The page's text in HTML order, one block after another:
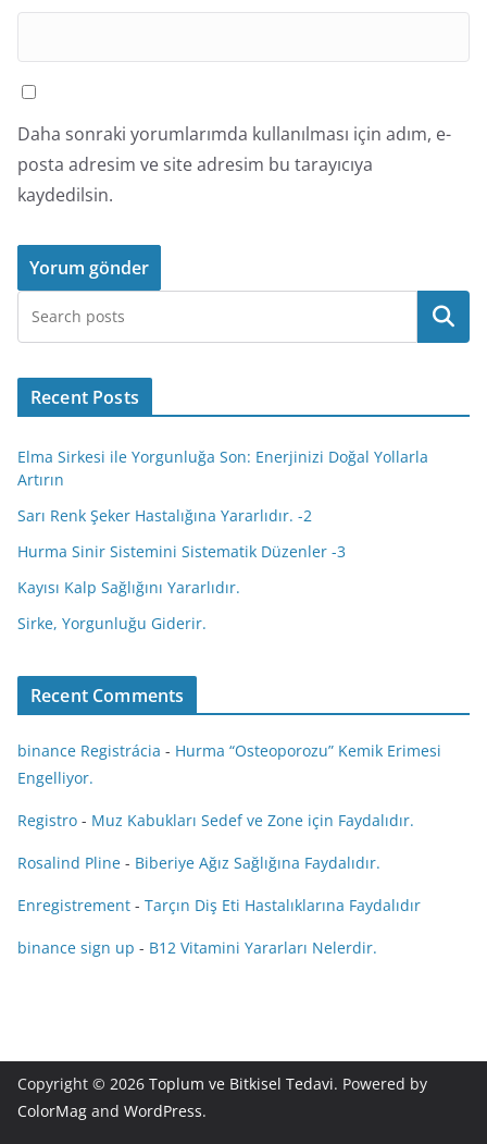
Daha sonraki yorumlarımda kullanılması için adım, e-
posta adresim ve site adresim bu tarayıcıya
kaydedilsin.
Ara
Recent Posts
Elma Sirkesi ile Yorgunluğa Son: Enerjinizi Doğal Yollarla
Artırın
Sarı Renk Şeker Hastalığına Yararlıdır. -2
Hurma Sinir Sistemini Sistematik Düzenler -3
Kayısı Kalp Sağlığını Yararlıdır.
Sirke, Yorgunluğu Giderir.
Recent Comments
binance Registrácia - Hurma “Osteoporozu” Kemik Erimesi
Engelliyor.
Registro - Muz Kabukları Sedef ve Zone için Faydalıdır.
Rosalind Pline - Biberiye Ağız Sağlığına Faydalıdır.
Enregistrement - Tarçın Diş Eti Hastalıklarına Faydalıdır
binance sign up - B12 Vitamini Yararları Nelerdir.
Copyright © 2026 Toplum ve Bitkisel Tedavi. Powered by
ColorMag and WordPress.